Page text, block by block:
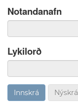
Notandanafn
Lykilorð
Nýskrá